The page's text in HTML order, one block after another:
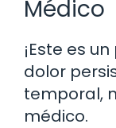
Médico
¡Este es
dolor
temporal,
médico.